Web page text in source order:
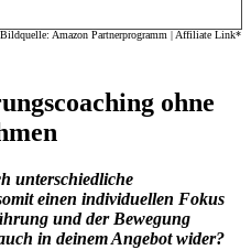
Amazon Partnerprogramm | Affiliate Link*
ohne
unterschiedliche
einen individuellen Fokus
und der Bewegung
in deinem Angebot wider?